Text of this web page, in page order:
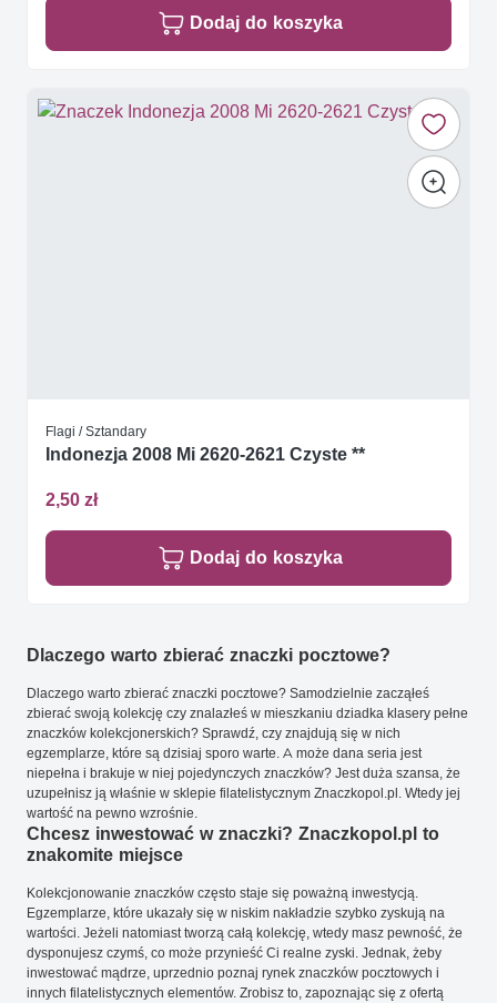
Dodaj do koszyka
Flagi / Sztandary
Indonezja 2008 Mi 2620-2621 Czyste **
2,50 zł
Dodaj do koszyka
Dlaczego warto zbierać znaczki pocztowe?
Dlaczego warto zbierać znaczki pocztowe? Samodzielnie zacząłeś
zbierać swoją kolekcję czy znalazłeś w mieszkaniu dziadka klasery pełne
znaczków kolekcjonerskich? Sprawdź, czy znajdują się w nich
egzemplarze, które są dzisiaj sporo warte. A może dana seria jest
niepełna i brakuje w niej pojedynczych znaczków? Jest duża szansa, że
uzupełnisz ją właśnie w sklepie filatelistycznym Znaczkopol.pl. Wtedy jej
wartość na pewno wzrośnie.
Chcesz inwestować w znaczki? Znaczkopol.pl to
znakomite miejsce
Kolekcjonowanie znaczków często staje się poważną inwestycją.
Egzemplarze, które ukazały się w niskim nakładzie szybko zyskują na
wartości. Jeżeli natomiast tworzą całą kolekcję, wtedy masz pewność, że
dysponujesz czymś, co może przynieść Ci realne zyski. Jednak, żeby
inwestować mądrze, uprzednio poznaj rynek znaczków pocztowych i
innych filatelistycznych elementów. Zrobisz to, zapoznając się z ofertą